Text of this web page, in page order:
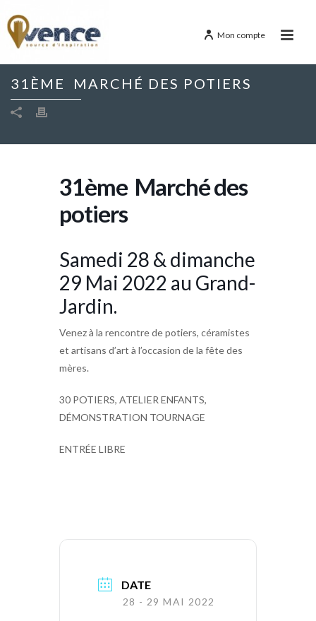
Mon compte
31ÈME MARCHÉ DES POTIERS
31ème Marché des
potiers
Samedi 28 & dimanche
29 Mai 2022 au Grand-
Jardin.
Venez à la rencontre de potiers, céramistes
et artisans d’art à l’occasion de la fête des
mères.
30 POTIERS, ATELIER ENFANTS,
DÉMONSTRATION TOURNAGE
ENTRÉE LIBRE
DATE
28 - 29 MAI 2022